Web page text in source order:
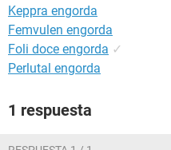
Keppra engorda
Femvulen engorda
Foli doce engorda ✓
Perlutal engorda
1 respuesta